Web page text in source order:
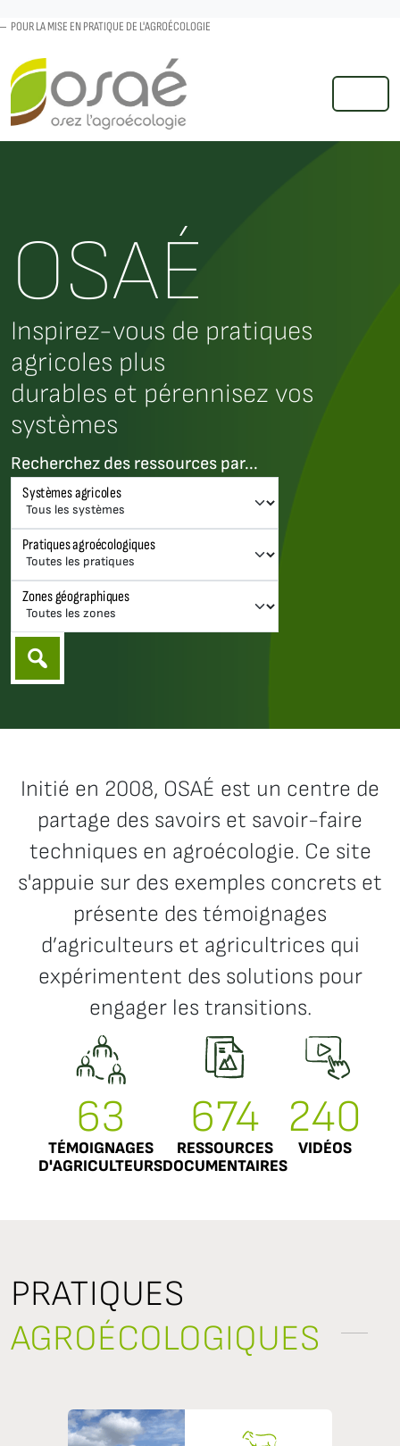
POUR LA MISE EN PRATIQUE DE L'AGROÉCOLOGIE
MENU
OSAÉ
Inspirez-vous de pratiques
agricoles plus
durables et pérennisez vos
systèmes
Recherchez des ressources par...
Systèmes agricoles
Pratiques agroécologiques
Zones géographiques
Initié en 2008, OSAÉ est un centre de
partage des savoirs et savoir-faire
techniques en agroécologie. Ce site
s'appuie sur des exemples concrets et
présente des témoignages
d’agriculteurs et agricultrices qui
expérimentent des solutions pour
engager les transitions.
63
TÉMOIGNAGES
D'AGRICULTEURS
674
RESSOURCES
DOCUMENTAIRES
240
VIDÉOS
PRATIQUES
AGROÉCOLOGIQUES